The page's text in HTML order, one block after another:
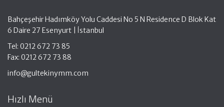
Bahçeşehir Hadımköy Yolu Caddesi No 5 N Residence D Blok Kat
6 Daire 27 Esenyurt | İstanbul
Tel: 0212 672 73 85
Fax: 0212 672 73 88
info@gultekinymm.com
Hızlı Menü